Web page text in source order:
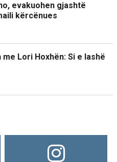
evakuohen gjashtë
kërcënues
Lori Hoxhën: Si e lashë